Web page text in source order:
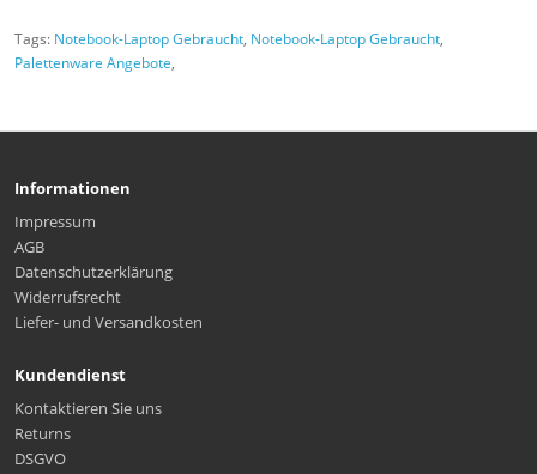
Tags: Notebook-Laptop Gebraucht, Notebook-Laptop Gebraucht,
Palettenware Angebote,
Informationen
Impressum
AGB
Datenschutzerklärung
Widerrufsrecht
Liefer- und Versandkosten
Kundendienst
Kontaktieren Sie uns
Returns
DSGVO